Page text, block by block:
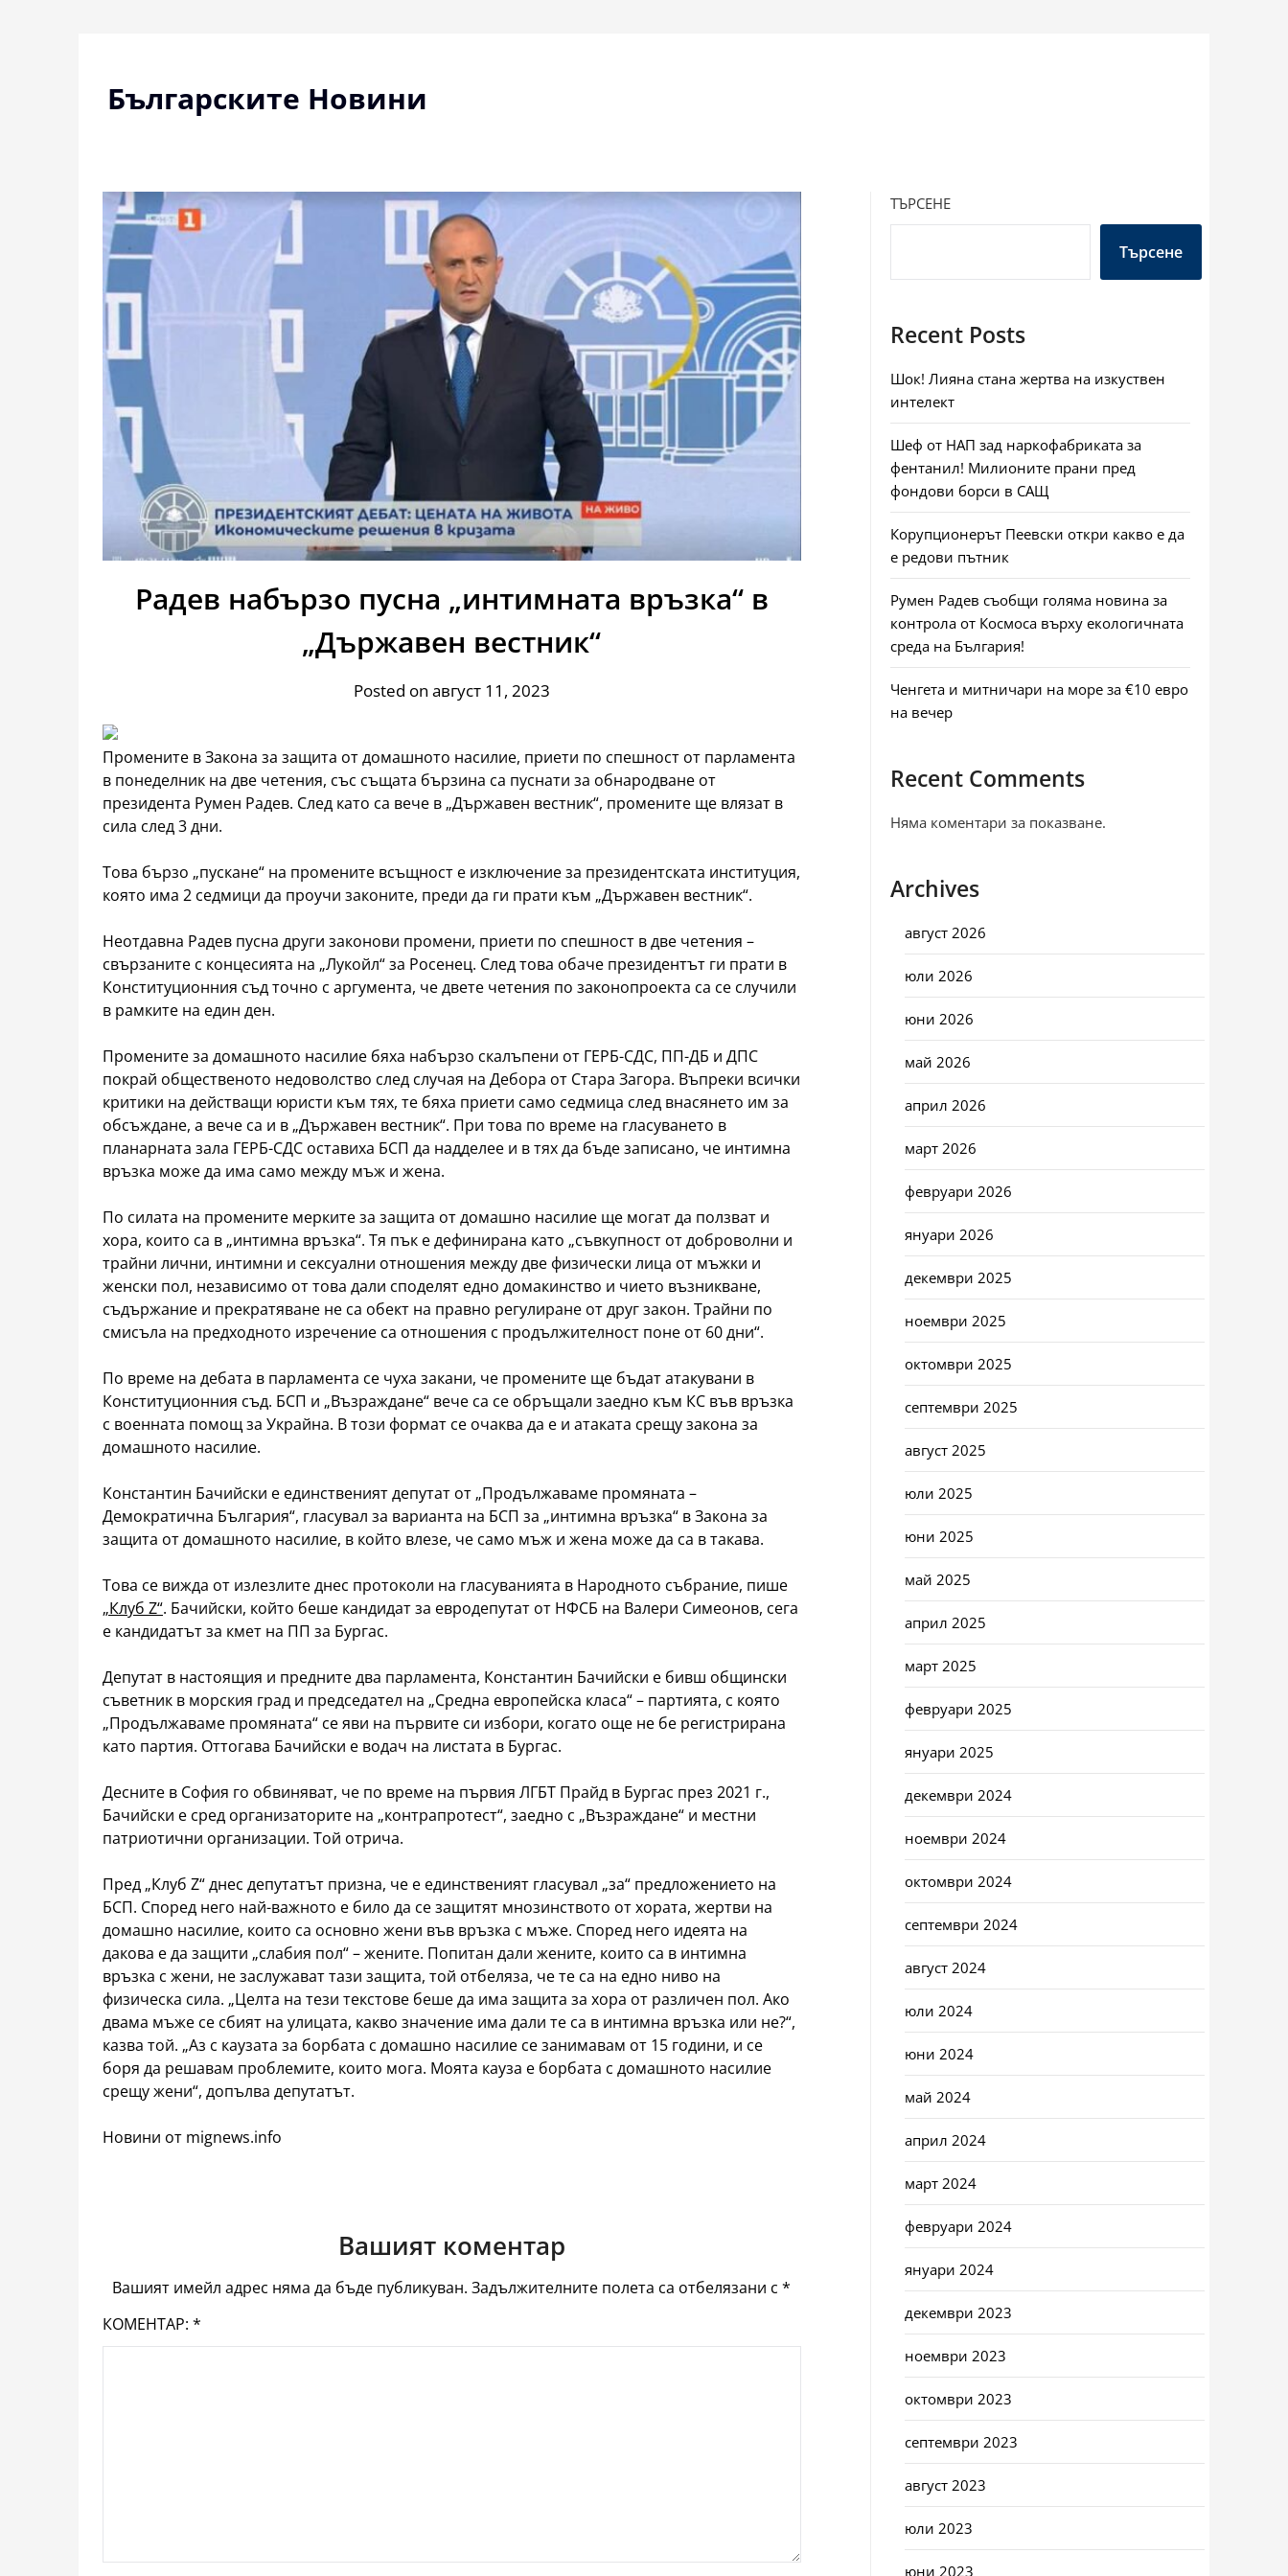
Българските Новини
Радев набързо пусна „интимната връзка“ в
„Държавен вестник“
Posted on август 11, 2023
Промените в Закона за защита от домашното насилие, приети по спешност от парламента
в понеделник на две четения, със същата бързина са пуснати за обнародване от
президента Румен Радев. След като са вече в „Държавен вестник“, промените ще влязат в
сила след 3 дни.
Това бързо „пускане“ на промените всъщност е изключение за президентската институция,
която има 2 седмици да проучи законите, преди да ги прати към „Държавен вестник“.
Неотдавна Радев пусна други законови промени, приети по спешност в две четения –
свързаните с концесията на „Лукойл“ за Росенец. След това обаче президентът ги прати в
Конституционния съд точно с аргумента, че двете четения по законопроекта са се случили
в рамките на един ден.
Промените за домашното насилие бяха набързо скалъпени от ГЕРБ-СДС, ПП-ДБ и ДПС
покрай общественото недоволство след случая на Дебора от Стара Загора. Въпреки всички
критики на действащи юристи към тях, те бяха приети само седмица след внасянето им за
обсъждане, а вече са и в „Държавен вестник“. При това по време на гласуването в
планарната зала ГЕРБ-СДС оставиха БСП да надделее и в тях да бъде записано, че интимна
връзка може да има само между мъж и жена.
По силата на промените мерките за защита от домашно насилие ще могат да ползват и
хора, които са в „интимна връзка“. Тя пък е дефинирана като „съвкупност от доброволни и
трайни лични, интимни и сексуални отношения между две физически лица от мъжки и
женски пол, независимо от това дали споделят едно домакинство и чието възникване,
съдържание и прекратяване не са обект на правно регулиране от друг закон. Трайни по
смисъла на предходното изречение са отношения с продължителност поне от 60 дни“.
По време на дебата в парламента се чуха закани, че промените ще бъдат атакувани в
Конституционния съд. БСП и „Възраждане“ вече са се обръщали заедно към КС във връзка
с военната помощ за Украйна. В този формат се очаква да е и атаката срещу закона за
домашното насилие.
Константин Бачийски е единственият депутат от „Продължаваме промяната –
Демократична България“, гласувал за варианта на БСП за „интимна връзка“ в Закона за
защита от домашното насилие, в който влезе, че само мъж и жена може да са в такава.
Това се вижда от излезлите днес протоколи на гласуванията в Народното събрание, пише
„Клуб Z“. Бачийски, който беше кандидат за евродепутат от НФСБ на Валери Симеонов, сега
е кандидатът за кмет на ПП за Бургас.
Депутат в настоящия и предните два парламента, Константин Бачийски е бивш общински
съветник в морския град и председател на „Средна европейска класа“ – партията, с която
„Продължаваме промяната“ се яви на първите си избори, когато още не бе регистрирана
като партия. Оттогава Бачийски е водач на листата в Бургас.
Десните в София го обвиняват, че по време на първия ЛГБТ Прайд в Бургас през 2021 г.,
Бачийски е сред организаторите на „контрапротест“, заедно с „Възраждане“ и местни
патриотични организации. Той отрича.
Пред „Клуб Z“ днес депутатът призна, че е единственият гласувал „за“ предложението на
БСП. Според него най-важното е било да се защитят мнозинството от хората, жертви на
домашно насилие, които са основно жени във връзка с мъже. Според него идеята на
дакова е да защити „слабия пол“ – жените. Попитан дали жените, които са в интимна
връзка с жени, не заслужават тази защита, той отбеляза, че те са на едно ниво на
физическа сила. „Целта на тези текстове беше да има защита за хора от различен пол. Ако
двама мъже се сбият на улицата, какво значение има дали те са в интимна връзка или не?“,
казва той. „Аз с каузата за борбата с домашно насилие се занимавам от 15 години, и се
боря да решавам проблемите, които мога. Моята кауза е борбата с домашното насилие
срещу жени“, допълва депутатът.
Новини от mignews.info
Вашият коментар
Вашият имейл адрес няма да бъде публикуван. Задължителните полета са отбелязани с*
КОМЕНТАР: *
ТЪРСЕНЕ
Търсене
Recent Posts
Шок! Лияна стана жертва на изкуствен
интелект
Шеф от НАП зад наркофабриката за
фентанил! Милионите прани пред
фондови борси в САЩ
Корупционерът Пеевски откри какво е да
е редови пътник
Румен Радев съобщи голяма новина за
контрола от Космоса върху екологичната
среда на България!
Ченгета и митничари на море за €10 евро
на вечер
Recent Comments
Няма коментари за показване.
Archives
август 2026
юли 2026
юни 2026
май 2026
април 2026
март 2026
февруари 2026
януари 2026
декември 2025
ноември 2025
октомври 2025
септември 2025
август 2025
юли 2025
юни 2025
май 2025
април 2025
март 2025
февруари 2025
януари 2025
декември 2024
ноември 2024
октомври 2024
септември 2024
август 2024
юли 2024
юни 2024
май 2024
април 2024
март 2024
февруари 2024
януари 2024
декември 2023
ноември 2023
октомври 2023
септември 2023
август 2023
юли 2023
юни 2023